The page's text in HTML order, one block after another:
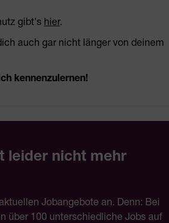
gibt's hier.
auch gar nicht länger von deinem
kennenzulernen!
leider nicht mehr
Jobangebote an. Denn: Bei
über 100 unterschiedliche Jobs auf